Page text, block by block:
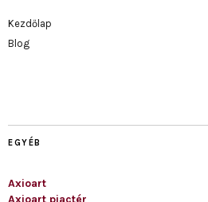
Kezdőlap
Blog
EGYÉB
Axioart
Axioart piactér